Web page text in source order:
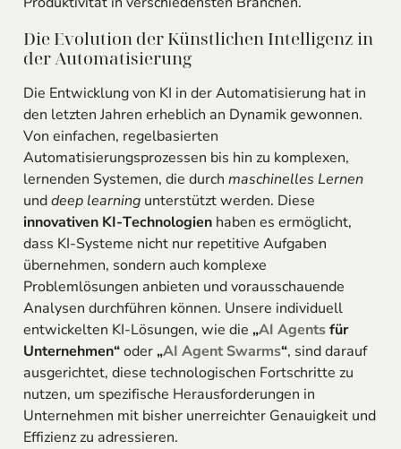
Die Evolution der Künstlichen Intelligenz in
der Automatisierung
Die Entwicklung von KI in der Automatisierung hat in
den letzten Jahren erheblich an Dynamik gewonnen.
Von einfachen, regelbasierten
Automatisierungsprozessen bis hin zu komplexen,
lernenden Systemen, die durch maschinelles Lernen
unddeep learningunterstützt werden. Diese
innovativen KI-Technologienhaben es ermöglicht,
dass KI-Systeme nicht nur repetitive Aufgaben
übernehmen, sondern auch komplexe
Problemlösungen anbieten und vorausschauende
Analysen durchführen können. Unsere individuell
entwickelten KI-Lösungen, wie die „AI Agentsfür
Unternehmen“oder„AI Agent Swarms“, sind darauf
ausgerichtet, diese technologischen Fortschritte zu
nutzen, um spezifische Herausforderungen in
Unternehmen mit bisher unerreichter Genauigkeit und
Effizienz zu adressieren.